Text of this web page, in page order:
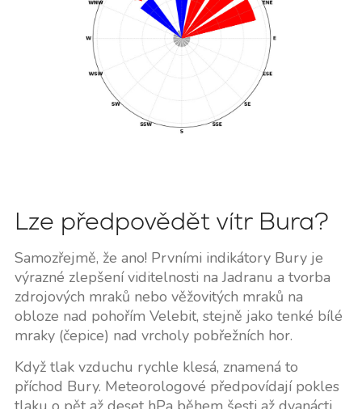
Lze předpovědět vítr Bura?
Samozřejmě, že ano! Prvními indikátory Bury je
výrazné zlepšení viditelnosti na Jadranu a tvorba
zdrojových mraků nebo věžovitých mraků na
obloze nad pohořím Velebit, stejně jako tenké bílé
mraky (čepice) nad vrcholy pobřežních hor.
Když tlak vzduchu rychle klesá, znamená to
příchod Bury. Meteorologové předpovídají pokles